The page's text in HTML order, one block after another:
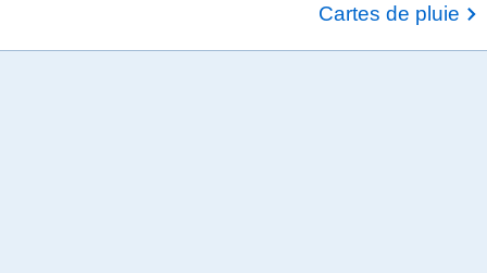
Cartes de pluie